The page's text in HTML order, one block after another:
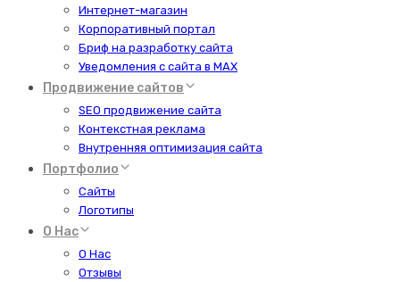
Интернет-магазин
Корпоративный портал
Бриф на разработку сайта
Уведомления с сайта в MAX
Продвижение сайтов
SEO продвижение сайта
Контекстная реклама
Внутренняя оптимизация сайта
Портфолио
Сайты
Логотипы
О Нас
О Нас
Отзывы